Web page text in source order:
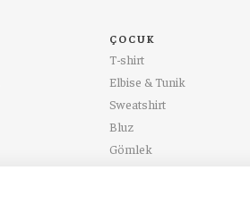
ÇOCUK
T-shirt
Elbise & Tunik
Sweatshirt
Bluz
Gömlek